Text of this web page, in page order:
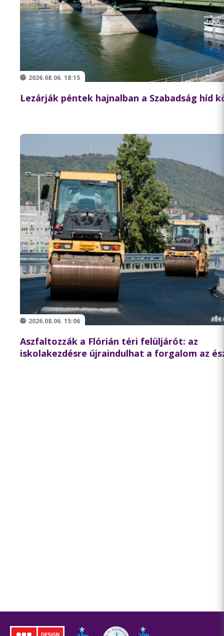
2026.08.06. 18:15
Lezárják péntek hajnalban a Szabadság híd
2026.08.06. 15:06
Aszfaltozzák a Flórián téri felüljárót: az
iskolakezdésre újraindulhat a forgalom az